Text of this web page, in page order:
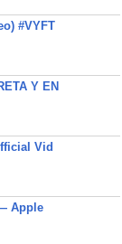
#VYFT
Y EN
Vid
Apple